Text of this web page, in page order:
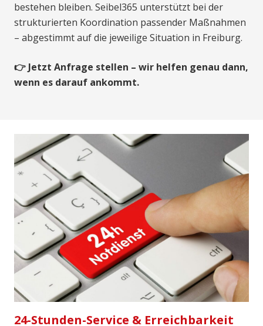
bestehen bleiben. Seibel365 unterstützt bei der
strukturierten Koordination passender Maßnahmen
– abgestimmt auf die jeweilige Situation in Freiburg.
👉 Jetzt Anfrage stellen – wir helfen genau dann,
wenn es darauf ankommt.
24-Stunden-Service & Erreichbarkeit